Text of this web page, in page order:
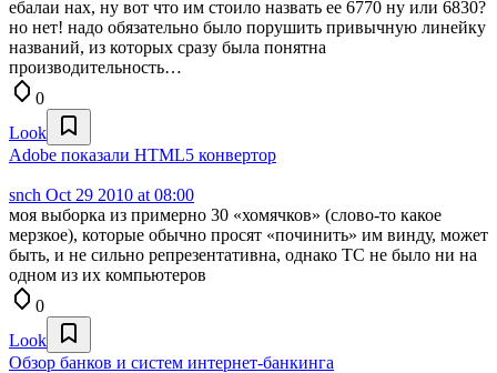
ебалаи нах, ну вот что им стоило назвать ее 6770 ну или 6830?
но нет! надо обязательно было порушить привычную линейку
названий, из которых сразу была понятна
производительность…
0
Look
Adobe показали HTML5 конвертор
snch Oct 29 2010 at 08:00
моя выборка из примерно 30 «хомячков» (слово-то какое
мерзкое), которые обычно просят «починить» им винду, может
быть, и не сильно репрезентативна, однако TC не было ни на
одном из их компьютеров
0
Look
Обзор банков и систем интернет-банкинга